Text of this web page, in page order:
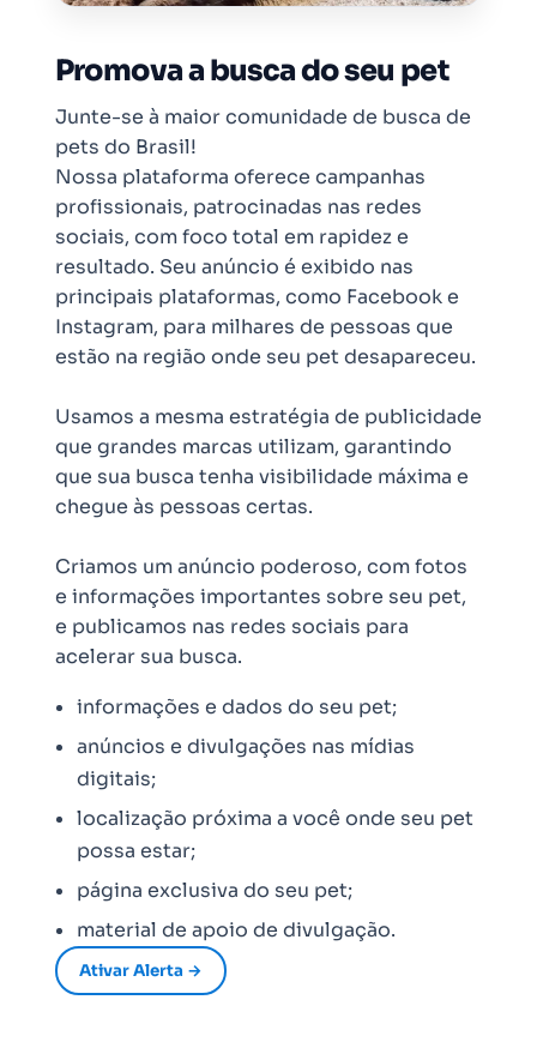
Promova a busca do seu pet
Junte-se à maior comunidade de busca de
pets do Brasil!
Nossa plataforma oferece campanhas
profissionais, patrocinadas nas redes
sociais, com foco total em rapidez e
resultado. Seu anúncio é exibido nas
principais plataformas, como Facebook e
Instagram, para milhares de pessoas que
estão na região onde seu pet desapareceu.
Usamos a mesma estratégia de publicidade
que grandes marcas utilizam, garantindo
que sua busca tenha visibilidade máxima e
chegue às pessoas certas.
Criamos um anúncio poderoso, com fotos
e informações importantes sobre seu pet,
e publicamos nas redes sociais para
acelerar sua busca.
informações e dados do seu pet;
anúncios e divulgações nas mídias
digitais;
localização próxima a você onde seu pet
possa estar;
página exclusiva do seu pet;
material de apoio de divulgação.
Ativar Alerta →